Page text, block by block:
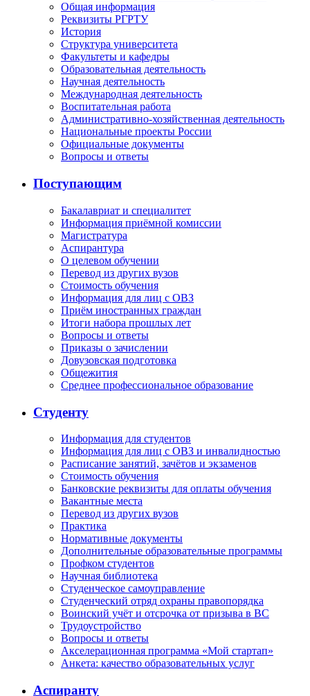
Общая информация
Реквизиты РГРТУ
История
Структура университета
Факультеты и кафедры
Образовательная деятельность
Научная деятельность
Международная деятельность
Воспитательная работа
Административно-хозяйственная деятельность
Национальные проекты России
Официальные документы
Вопросы и ответы
Поступающим
Бакалавриат и специалитет
Информация приёмной комиссии
Магистратура
Аспирантура
О целевом обучении
Перевод из других вузов
Стоимость обучения
Информация для лиц с ОВЗ
Приём иностранных граждан
Итоги набора прошлых лет
Вопросы и ответы
Приказы о зачислении
Довузовская подготовка
Общежития
Среднее профессиональное образование
Студенту
Информация для студентов
Информация для лиц с ОВЗ и инвалидностью
Расписание занятий, зачётов и экзаменов
Стоимость обучения
Банковские реквизиты для оплаты обучения
Вакантные места
Перевод из других вузов
Практика
Нормативные документы
Дополнительные образовательные программы
Профком студентов
Научная библиотека
Студенческое самоуправление
Студенческий отряд охраны правопорядка
Воинский учёт и отсрочка от призыва в ВС
Трудоустройство
Вопросы и ответы
Акселерационная программа «Мой стартап»
Анкета: качество образовательных услуг
Аспиранту